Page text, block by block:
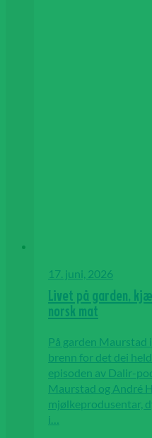
17. juni, 2026
Livet på garden,
norsk mat
På garden Maurstad
brenn for det dei
episoden av Dalir-
Maurstad og André
mjølkeprodusentar,
i…